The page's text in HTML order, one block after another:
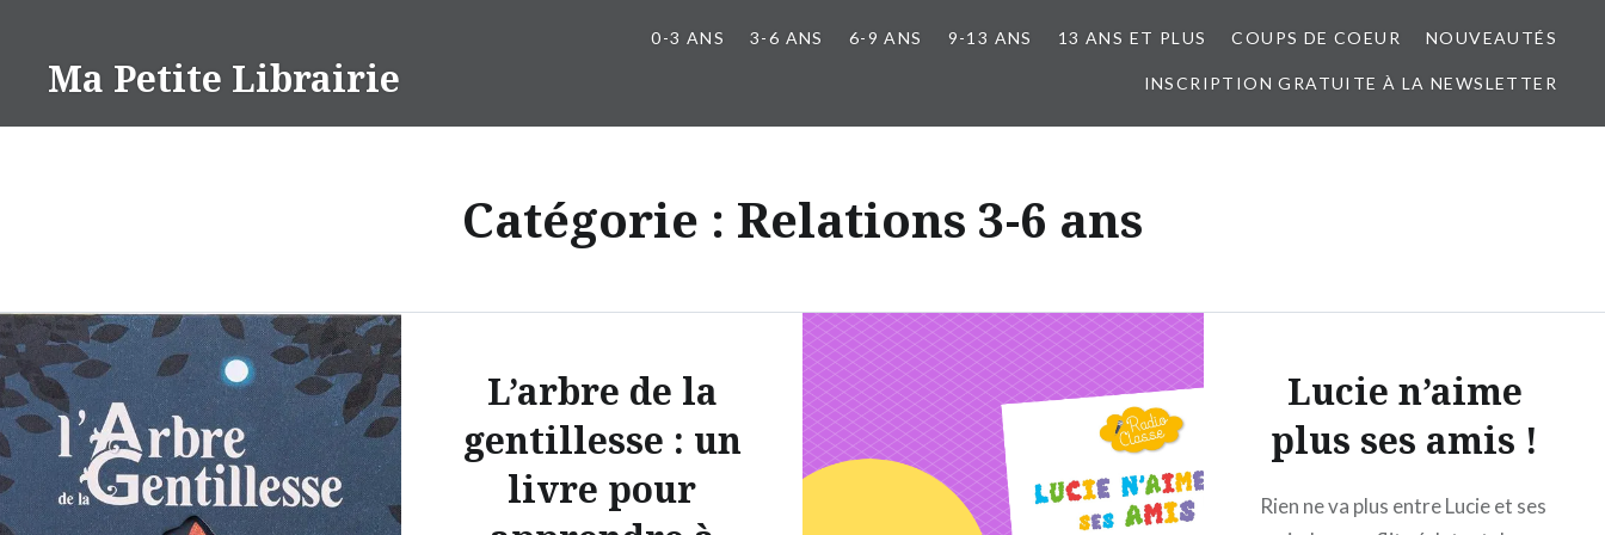
contenuMa Petite Librairie
0-3 ANS 3-6 ANS 6-9 ANS 9-13 ANS 13 ANS ET PLUS COUPS DE COEUR NOUVEAUTÉS
INSCRIPTION GRATUITE À LA NEWSLETTER
Catégorie : Relations 3-6 ans
L’arbre de la
gentillesse : un
livre pour
Lucie n’aime
plus ses amis !
Rien ne va plus entre Lucie et ses